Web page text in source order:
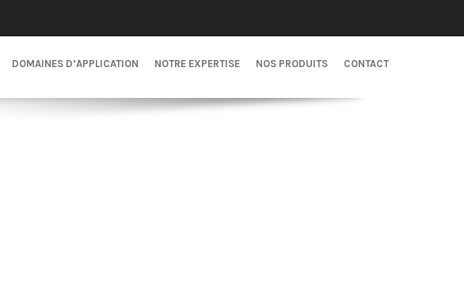
DOMAINES D’APPLICATION NOTRE EXPERTISE NOS PRODUITS CONTACT